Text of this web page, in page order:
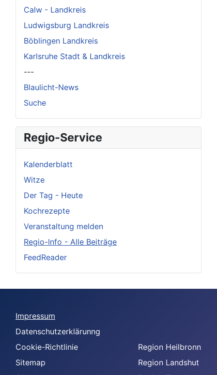
Calw - Landkreis
Ludwigsburg Landkreis
Böblingen Landkreis
Karlsruhe Stadt & Landkreis
---
Blaulicht-News
Suche
Regio-Service
Kalenderblatt
Witze
Der Tag - Heute
Kochrezepte
Veranstaltung melden
Regio-Info - Alle Beiträge
FeedReader
Impressum
Datenschutzerklärunng
Cookie-Richtlinie
Sitemap
Region Heilbronn
Region Landshut